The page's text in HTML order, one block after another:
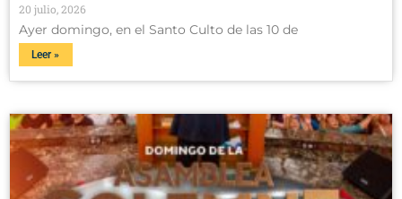
20 julio, 2026
Ayer domingo, en el Santo Culto de las 10 de
Leer »